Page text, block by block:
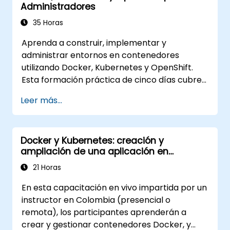
Administradores
35 Horas
Aprenda a construir, implementar y
administrar entornos en contenedores
utilizando Docker, Kubernetes y OpenShift.
Esta formación práctica de cinco días cubre
trabajo de Kubernetes, redes de clúster,
almacenamiento, seguridad, monitoreo y
administración práctica de OpenShift. Los
participantes obtienen las habilidades
necesarias para operar plataformas
modernas de contenedores y resolver
desarrollo y producción.
Leer más...
Docker y Kubernetes: creación y
ampliación de una aplicación en
contenedores
21 Horas
En esta capacitación en vivo impartida por un
instructor en Colombia (presencial o
remota), los participantes aprenderán a
crear y gestionar contenedores Docker, y